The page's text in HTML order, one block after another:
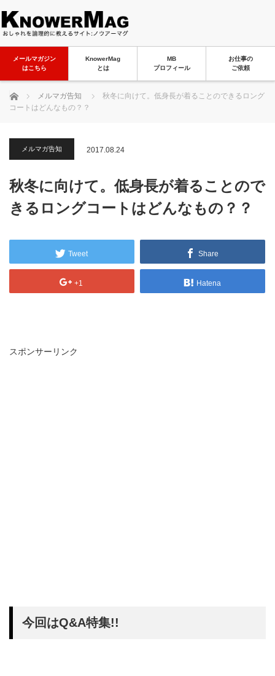
メールマガジン
はこちら
KnowerMag
とは
MB
プロフィール
お仕事の
ご依頼
ホーム メルマガ告知
秋冬に向けて。低身長が着ることのできるロング
コートはどんなもの？？
メルマガ告知 2017.08.24
秋冬に向けて。低身長が着ることので
きるロングコートはどんなもの？？
Tweet Share
+1 Hatena
スポンサーリンク
今回はQ&A特集!!